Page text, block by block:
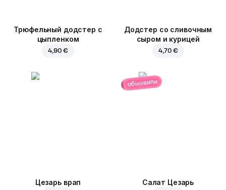
Трюфельный додстер c
цыпленком
4,90 €
Додстер со сливочным
сыром и курицей
4,70 €
Цезарь врап
обновили
Салат Цезарь